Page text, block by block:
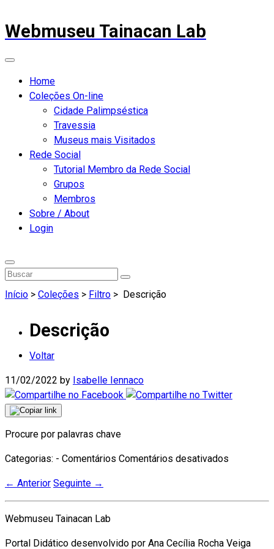
Webmuseu Tainacan Lab
Home
Coleções On-line
Cidade Palimpséstica
Travessia
Museus mais Visitados
Rede Social
Tutorial Membro da Rede Social
Grupos
Membros
Sobre / About
Login
Início > Coleções > Filtro > Descrição
Descrição
Voltar
11/02/2022 by Isabelle Iennaco
Procure por palavras chave
Categorias: - Comentários Comentários desativados
← Anterior Seguinte →
Webmuseu Tainacan Lab
Portal Didático desenvolvido por Ana Cecília Rocha Veiga